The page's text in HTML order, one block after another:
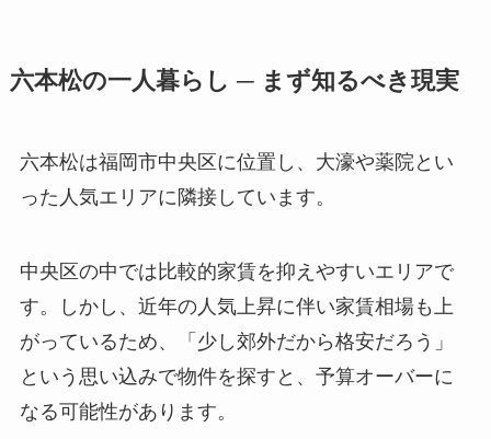
六本松の一人暮らし ─ まず知るべき現実
六本松は福岡市中央区に位置し、大濠や薬院とい
った人気エリアに隣接しています。
中央区の中では比較的家賃を抑えやすいエリアで
す。しかし、近年の人気上昇に伴い家賃相場も上
がっているため、「少し郊外だから格安だろう」
という思い込みで物件を探すと、予算オーバーに
なる可能性があります。